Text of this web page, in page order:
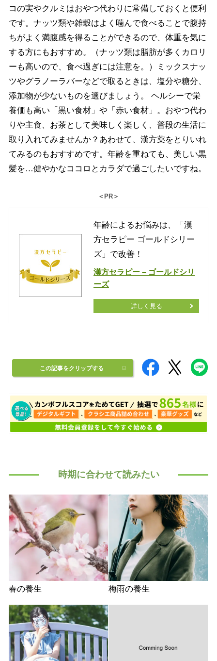
コの実やクルミはおやつ代わりに常備しておくと便利
です。ナッツ類や雑穀はよく噛んで食べることで腹持
ちがよく満腹感を得ることができるので、体重を気に
する方にもおすすめ。（ナッツ類は脂肪が多くカロリ
ーも高いので、食べ過ぎには注意を。）ミックスナッ
ツやグラノーラバーなどで取るときは、塩分や糖分、
添加物が少ないものを選びましょう。 ヘルシーで栄
養価も高い「黒い食材」や「赤い食材」。おやつ代わ
りや主食、お茶として美味しく楽しく、普段の生活に
取り入れてみませんか？あわせて、漢方薬をとりいれ
てみるのもおすすめです。年齢を重ねても、美しい黒
髪を…健やかなココロとカラダで過ごしたいですね。
＜PR＞
年齢によるお悩みは、「漢
方セラピー ゴールドシリー
ズ」で改善！
漢方セラピー – ゴールドシリ
ーズ
詳しく見る
この記事をクリップする
時期に合わせて読みたい
春の養生 梅雨の養生